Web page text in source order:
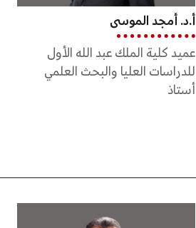
أ.د. فادي شحروري
مساعد عميد كلية الملك عبد الله
الثاني للهندسة
أستاذ